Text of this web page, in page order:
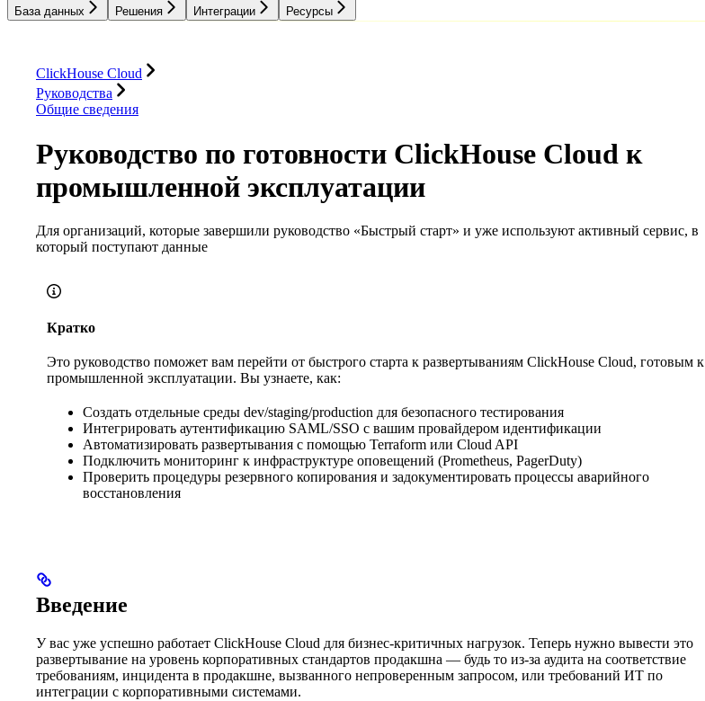
База данных Решения Интеграции Ресурсы
ClickHouse Cloud
Руководства
Общие сведения
Руководство по готовности ClickHouse Cloud к
промышленной эксплуатации
Для организаций, которые завершили руководство «Быстрый старт» и уже используют активный сервис, в
который поступают данные
Кратко
Это руководство поможет вам перейти от быстрого старта к развертываниям ClickHouse Cloud, готовым к
промышленной эксплуатации. Вы узнаете, как:
Создать отдельные среды dev/staging/production для безопасного тестирования
Интегрировать аутентификацию SAML/SSO с вашим провайдером идентификации
Автоматизировать развертывания с помощью Terraform или Cloud API
Подключить мониторинг к инфраструктуре оповещений (Prometheus, PagerDuty)
Проверить процедуры резервного копирования и задокументировать процессы аварийного
восстановления
Введение
У вас уже успешно работает ClickHouse Cloud для бизнес-критичных нагрузок. Теперь нужно вывести это
развертывание на уровень корпоративных стандартов продакшна — будь то из-за аудита на соответствие
требованиям, инцидента в продакшне, вызванного непроверенным запросом, или требований ИТ по
интеграции с корпоративными системами.